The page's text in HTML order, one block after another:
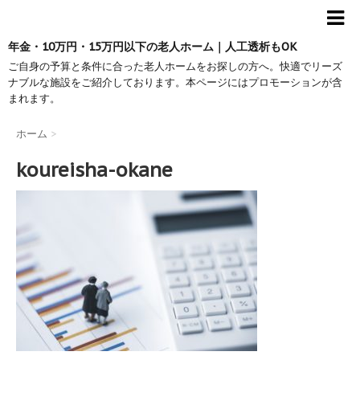
年金・10万円・15万円以下の老人ホーム｜人工透析もOK
ご自身の予算と条件に合った老人ホームをお探しの方へ。快適でリーズ
ナブルな施設をご紹介しております。本ページにはプロモーションが含
まれます。
ホーム >
koureisha-okane